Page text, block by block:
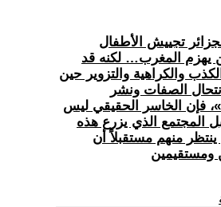
الجزائر تجييش الأطفال
يهزم المغرب… لكنه قد
والكراهية والتزوير حين
الصفات ونشر
فإن الخاسر الحقيقي ليس
المجتمع الذي يزرع هذه
ينتظر منهم مستقبلاً أن
ومستقيمين